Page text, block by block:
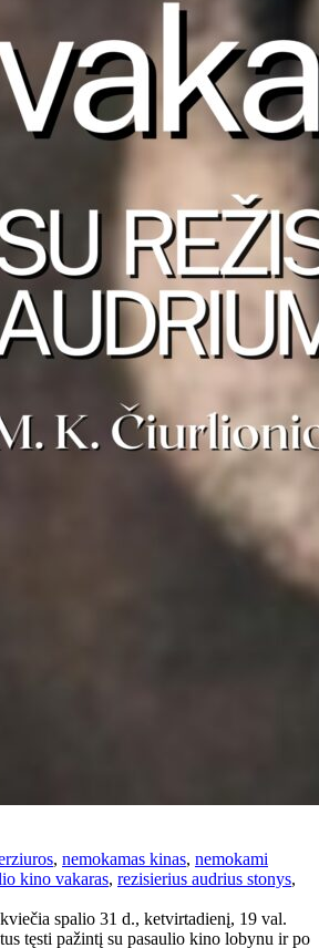
, nemokamas kinas, nemokami
kino vakaras, rezisierius audrius stonys,
spalio 31 d., ketvirtadienį, 19 val.
tęsti pažintį su pasaulio kino lobynu ir po